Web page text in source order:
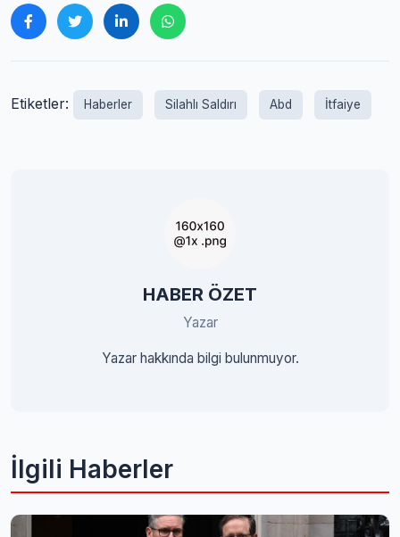
Etiketler: Haberler Silahlı Saldırı Abd İtfaiye
HABER ÖZET
Yazar
Yazar hakkında bilgi bulunmuyor.
İlgili Haberler